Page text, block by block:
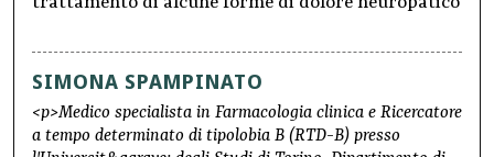
SIMONA SPAMPINATO
<p>Medico specialista in Farmacologia clinica e Ricercatore
a tempo determinato di tipolobia B (RTD-B) presso